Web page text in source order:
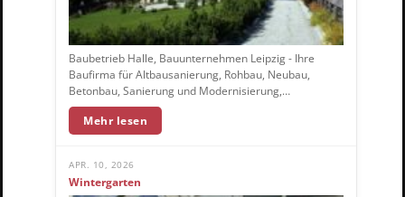
Baubetrieb Halle, Bauunternehmen Leipzig - Ihre
Baufirma für Altbausanierung, Rohbau, Neubau,
Betonbau, Sanierung und Modernisierung,…
Mehr lesen
APR. 10, 2026
Wintergarten